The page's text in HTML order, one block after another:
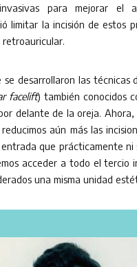
invasivas para mejorar el
limitar la incisión de estos
desarrollaron las técnicas
facelift) también conocidos
delante de la oreja.
aún más las
que prácticamente ni
acceder a todo el tercio
una misma unidad